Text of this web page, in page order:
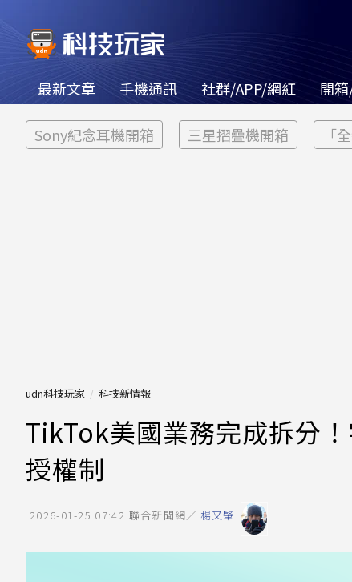
最新文章 手機通訊 社群/APP/網紅 開
Sony紀念耳機開箱 三星摺疊機開箱 「
udn科技玩家 科技新情報
TikTok美國業務完成拆分
授權制
2026-01-25 07:42 聯合新聞網／ 楊又肇